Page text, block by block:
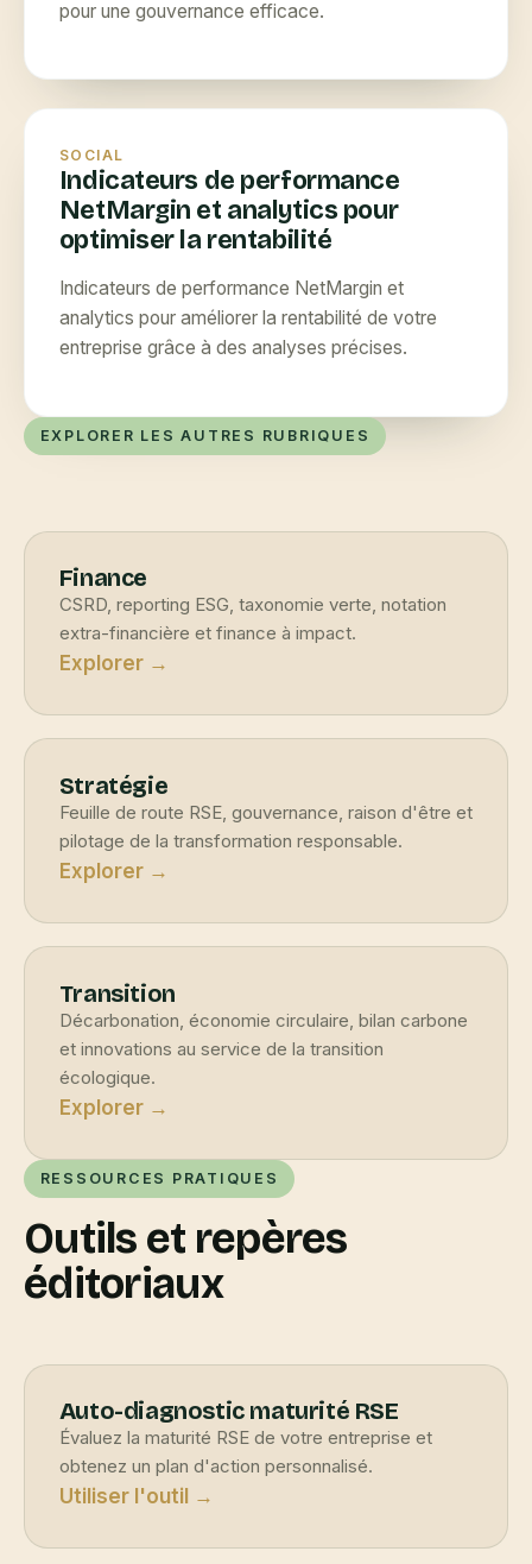
pour une gouvernance efficace.
SOCIAL
Indicateurs de performance
NetMargin et analytics pour
optimiser la rentabilité
Indicateurs de performance NetMargin et
analytics pour améliorer la rentabilité de votre
entreprise grâce à des analyses précises.
EXPLORER LES AUTRES RUBRIQUES
Finance
CSRD, reporting ESG, taxonomie verte, notation
extra-financière et finance à impact.
Explorer →
Stratégie
Feuille de route RSE, gouvernance, raison d'être et
pilotage de la transformation responsable.
Explorer →
Transition
Décarbonation, économie circulaire, bilan carbone
et innovations au service de la transition
écologique.
Explorer →
RESSOURCES PRATIQUES
Outils et repères
éditoriaux
Auto-diagnostic maturité RSE
Évaluez la maturité RSE de votre entreprise et
obtenez un plan d'action personnalisé.
Utiliser l'outil →